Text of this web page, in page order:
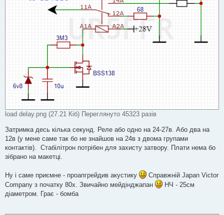
load delay.png (27.21 Кіб) Переглянуто 45323 разів
Затримка десь кілька секунд. Реле або одно на 24-27в. Або два на
12в (у мене саме так бо не знайшов на 24в з двома групами
контактів). Стабілітрон потрібен для захисту затвору. Плати нема бо
зібрано на макетці.
Ну і саме приємне - проапгрейдив акустику
Справжній Japan Victor
Company з початку 80х. Звичайно мейдінджапан
НЧ - 25см
діаметром. Грає - бомба